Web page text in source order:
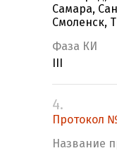
Самара,
Смоленск,
Фаза КИ
4.
Протокол №
Название